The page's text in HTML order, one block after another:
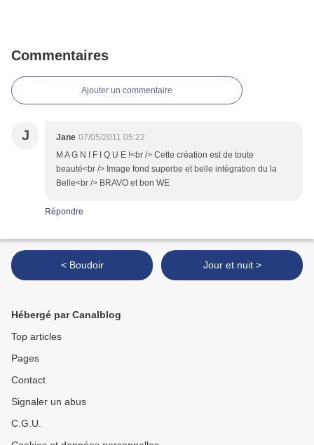
Commentaires
Ajouter un commentaire
J Jane 07/05/2011 05:22
M A G N I F I Q U E !<br /> Cette création est de toute
beauté<br /> Image fond superbe et belle intégration du la
Belle<br /> BRAVO et bon WE
Répondre
< Boudoir Jour et nuit >
Hébergé par Canalblog
Top articles
Pages
Contact
Signaler un abus
C.G.U.